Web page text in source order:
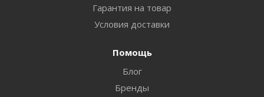
Гарантия на товар
Условия доставки
Помощь
Блог
Бренды